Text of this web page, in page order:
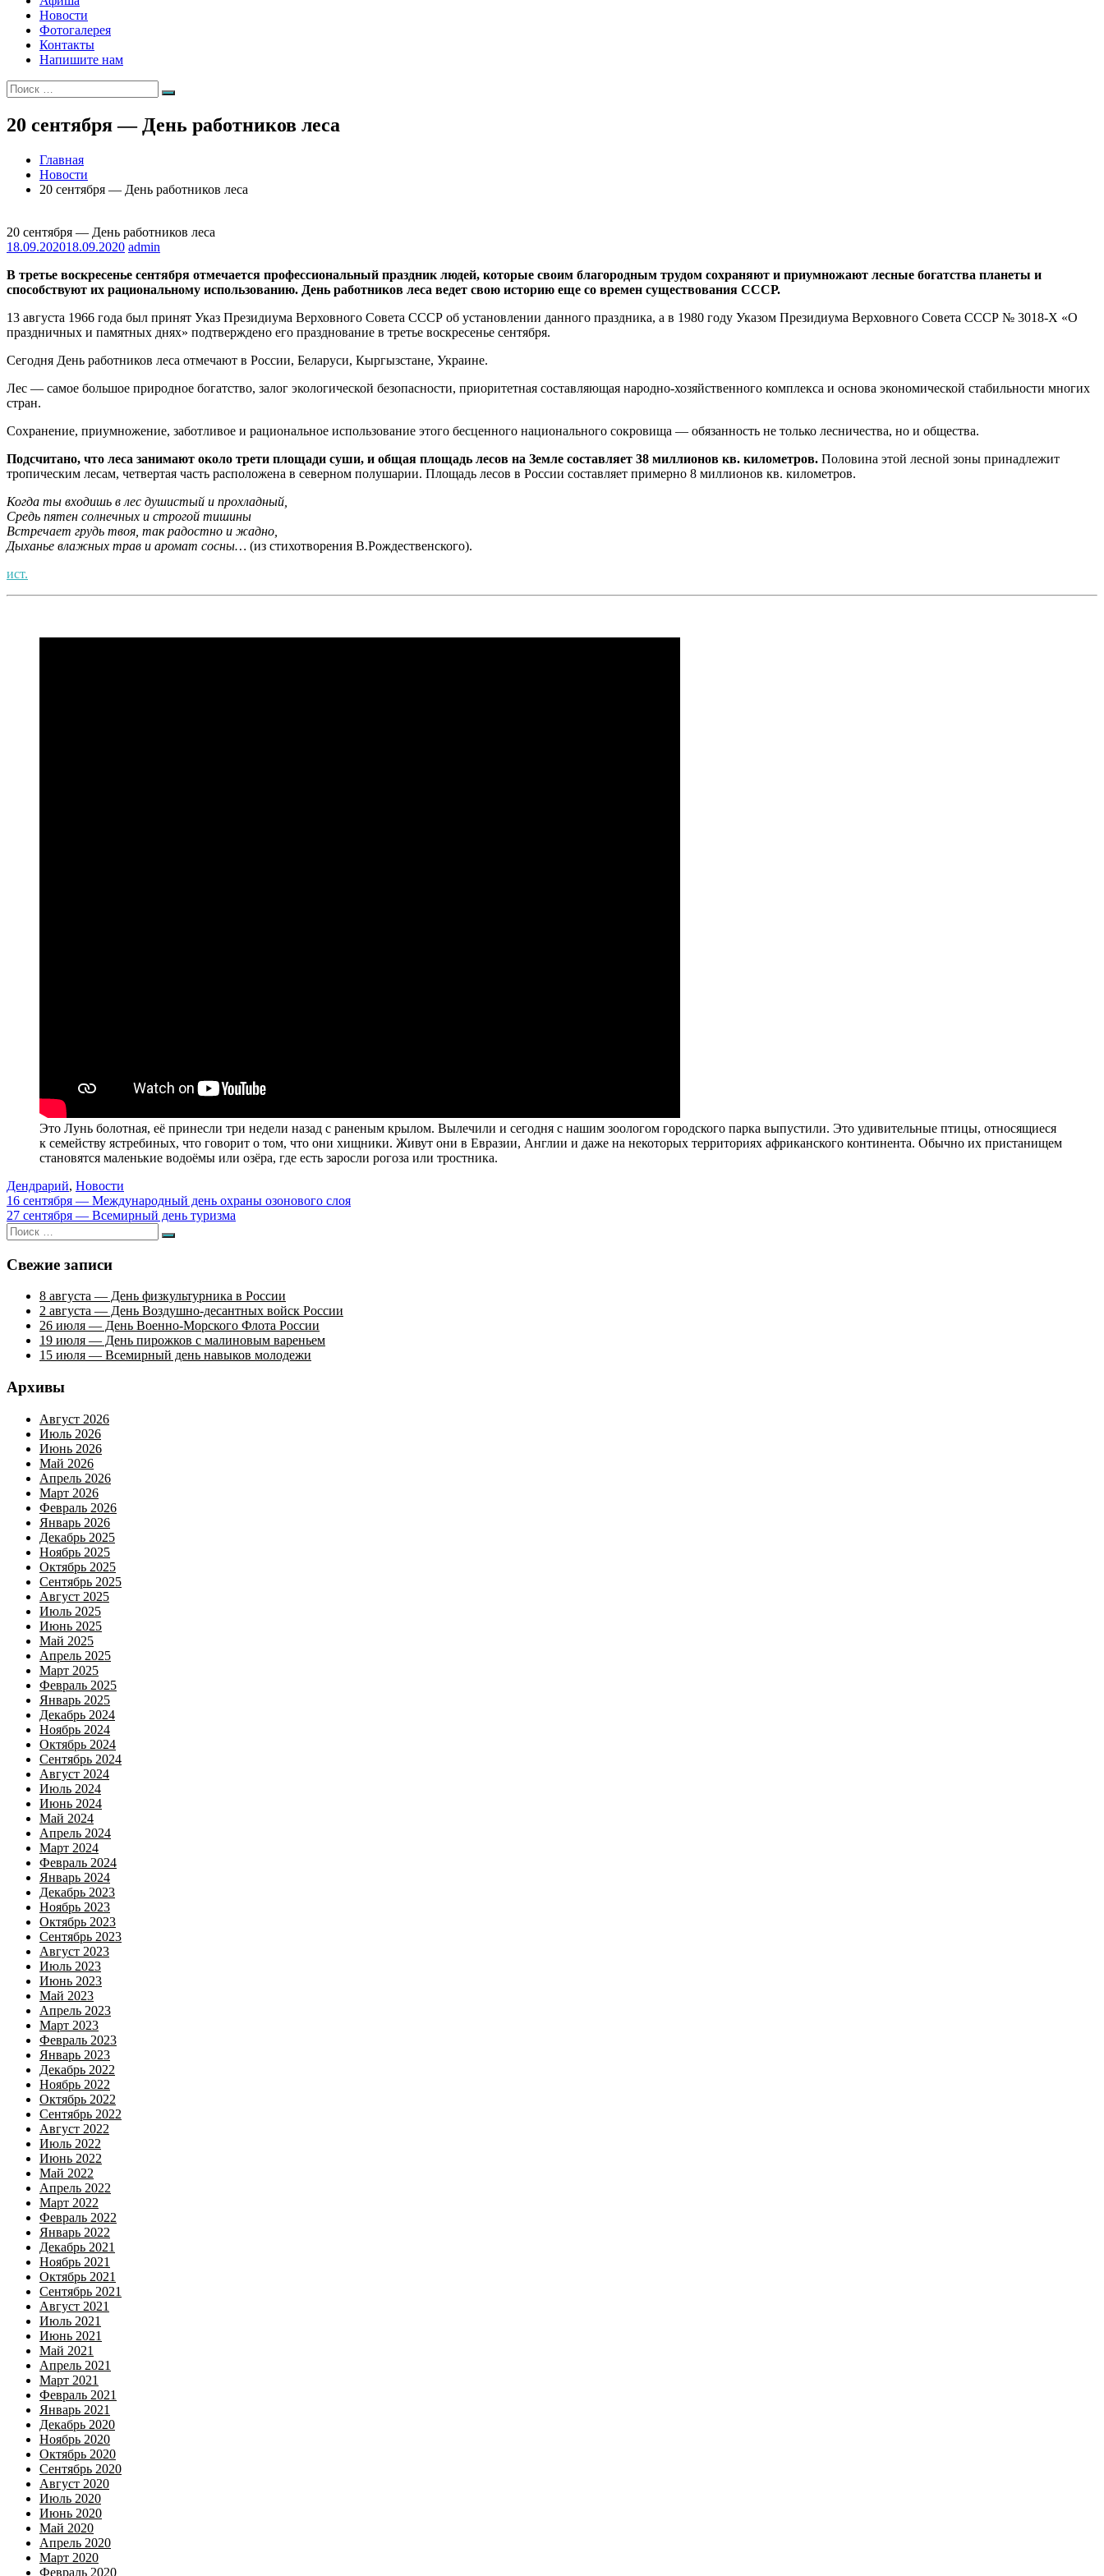
Новости
Фотогалерея
Контакты
Напишите нам
Искать:
Поиск
20 сентября — День работников леса
Главная
Новости
20 сентября — День работников леса
20 сентября — День работников леса
18.09.202018.09.2020 admin
В третье воскресенье сентября отмечается профессиональный праздник людей, которые своим благородным трудом сохраняют и приумножают лесные богатства планеты и
способствуют их рациональному использованию. День работников леса ведет свою историю еще со времен существования СССР.
13 августа 1966 года был принят Указ Президиума Верховного Совета СССР об установлении данного праздника, а в 1980 году Указом Президиума Верховного Совета СССР № 3018-Х «О
праздничных и памятных днях» подтверждено его празднование в третье воскресенье сентября.
Сегодня День работников леса отмечают в России, Беларуси, Кыргызстане, Украине.
Лес — самое большое природное богатство, залог экологической безопасности, приоритетная составляющая народно-хозяйственного комплекса и основа экономической стабильности многих
стран.
Сохранение, приумножение, заботливое и рациональное использование этого бесценного национального сокровища — обязанность не только лесничества, но и общества.
Подсчитано, что леса занимают около трети площади суши, и общая площадь лесов на Земле составляет 38 миллионов кв. километров. Половина этой лесной зоны принадлежит
тропическим лесам, четвертая часть расположена в северном полушарии. Площадь лесов в России составляет примерно 8 миллионов кв. километров.
Когда ты входишь в лес душистый и прохладный,
Средь пятен солнечных и строгой тишины
Встречает грудь твоя, так радостно и жадно,
Дыханье влажных трав и аромат сосны… (из стихотворения В.Рождественского).
ист.
Это Лунь болотная, её принесли три недели назад с раненым крылом. Вылечили и сегодня с нашим зоологом городского парка выпустили. Это удивительные птицы, относящиеся
к семейству ястребиных, что говорит о том, что они хищники. Живут они в Евразии, Англии и даже на некоторых территориях африканского континента. Обычно их пристанищем
становятся маленькие водоёмы или озёра, где есть заросли рогоза или тростника.
Дендрарий, Новости
Навигация
по
записям
16 сентября — Международный день охраны озонового слоя
27 сентября — Всемирный день туризма
Искать:
Поиск
Свежие записи
8 августа — День физкультурника в России
2 августа — День Воздушно-десантных войск России
26 июля — День Военно-Морского Флота России
19 июля — День пирожков с малиновым вареньем
15 июля — Всемирный день навыков молодежи
Архивы
Август 2026
Июль 2026
Июнь 2026
Май 2026
Апрель 2026
Март 2026
Февраль 2026
Январь 2026
Декабрь 2025
Ноябрь 2025
Октябрь 2025
Сентябрь 2025
Август 2025
Июль 2025
Июнь 2025
Май 2025
Апрель 2025
Март 2025
Февраль 2025
Январь 2025
Декабрь 2024
Ноябрь 2024
Октябрь 2024
Сентябрь 2024
Август 2024
Июль 2024
Июнь 2024
Май 2024
Апрель 2024
Март 2024
Февраль 2024
Январь 2024
Декабрь 2023
Ноябрь 2023
Октябрь 2023
Сентябрь 2023
Август 2023
Июль 2023
Июнь 2023
Май 2023
Апрель 2023
Март 2023
Февраль 2023
Январь 2023
Декабрь 2022
Ноябрь 2022
Октябрь 2022
Сентябрь 2022
Август 2022
Июль 2022
Июнь 2022
Май 2022
Апрель 2022
Март 2022
Февраль 2022
Январь 2022
Декабрь 2021
Ноябрь 2021
Октябрь 2021
Сентябрь 2021
Август 2021
Июль 2021
Июнь 2021
Май 2021
Апрель 2021
Март 2021
Февраль 2021
Январь 2021
Декабрь 2020
Ноябрь 2020
Октябрь 2020
Сентябрь 2020
Август 2020
Июль 2020
Июнь 2020
Май 2020
Апрель 2020
Март 2020
Февраль 2020